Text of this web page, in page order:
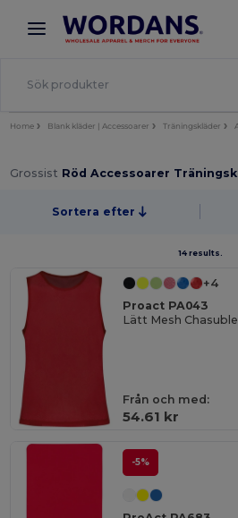
× Wordans-app
Bättre priser i appen!
Home Blank kläder | Accessoarer Träningskläder
Grossist Röd Accessoarer
Sortera efter
14 results.
+4
Proact PA043
Från och med:
54.61 kr
-5%